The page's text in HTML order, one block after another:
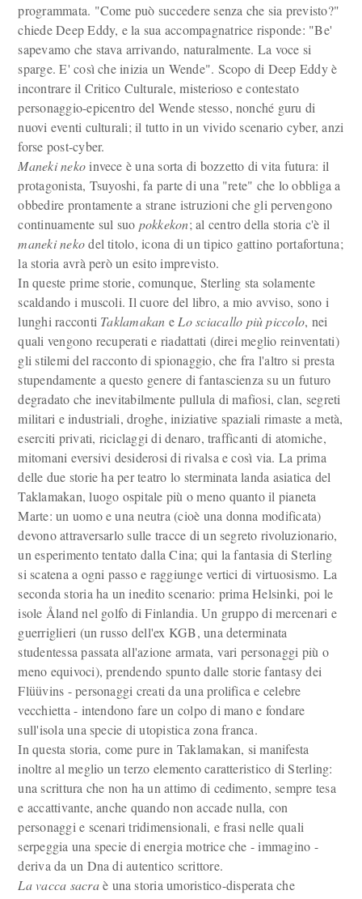
programmata. "Come può succedere senza che sia previsto?"
chiede Deep Eddy, e la sua accompagnatrice risponde: "Be'
sapevamo che stava arrivando, naturalmente. La voce si
sparge. E' così che inizia un Wende". Scopo di Deep Eddy è
incontrare il Critico Culturale, misterioso e contestato
personaggio-epicentro del Wende stesso, nonché guru di
nuovi eventi culturali; il tutto in un vivido scenario cyber, anzi
forse post-cyber.
Maneki nekoinvece è una sorta di bozzetto di vita futura: il
protagonista, Tsuyoshi, fa parte di una "rete" che lo obbliga a
obbedire prontamente a strane istruzioni che gli pervengono
continuamente sul suo pokkekon; al centro della storia c'è il
maneki nekodel titolo, icona di un tipico gattino portafortuna;
la storia avrà però un esito imprevisto.
In queste prime storie, comunque, Sterling sta solamente
scaldando i muscoli. Il cuore del libro, a mio avviso, sono i
lunghi racconti Taklamakan e Lo sciacallo più piccolo, nei
quali vengono recuperati e riadattati (direi meglio reinventati)
gli stilemi del racconto di spionaggio, che fra l'altro si presta
stupendamente a questo genere di fantascienza su un futuro
degradato che inevitabilmente pullula di mafiosi, clan, segreti
militari e industriali, droghe, iniziative spaziali rimaste a metà,
eserciti privati, riciclaggi di denaro, trafficanti di atomiche,
mitomani eversivi desiderosi di rivalsa e così via. La prima
delle due storie ha per teatro lo sterminata landa asiatica del
Taklamakan, luogo ospitale più o meno quanto il pianeta
Marte: un uomo e una neutra (cioè una donna modificata)
devono attraversarlo sulle tracce di un segreto rivoluzionario,
un esperimento tentato dalla Cina; qui la fantasia di Sterling
si scatena a ogni passo e raggiunge vertici di virtuosismo. La
seconda storia ha un inedito scenario: prima Helsinki, poi le
isole Åland nel golfo di Finlandia. Un gruppo di mercenari e
guerriglieri (un russo dell'ex KGB, una determinata
studentessa passata all'azione armata, vari personaggi più o
meno equivoci), prendendo spunto dalle storie fantasy dei
Flüüvins - personaggi creati da una prolifica e celebre
vecchietta - intendono fare un colpo di mano e fondare
sull'isola una specie di utopistica zona franca.
In questa storia, come pure in Taklamakan, si manifesta
inoltre al meglio un terzo elemento caratteristico di Sterling:
una scrittura che non ha un attimo di cedimento, sempre tesa
e accattivante, anche quando non accade nulla, con
personaggi e scenari tridimensionali, e frasi nelle quali
serpeggia una specie di energia motrice che - immagino -
deriva da un Dna di autentico scrittore.
La vacca sacraè una storia umoristico-disperata che